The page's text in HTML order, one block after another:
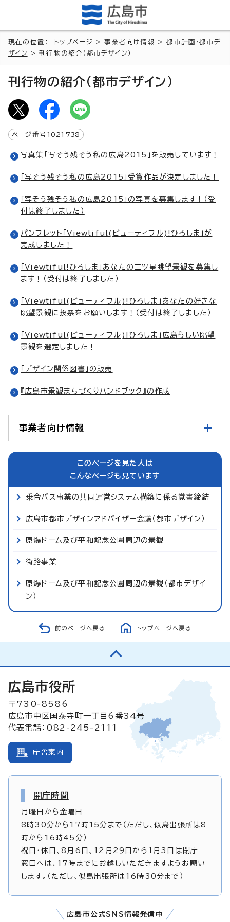
現在の位置： トップページ >事業者向け情報 >都市計画・都市デ
ザイン
> 刊行物の紹介（都市デザイン）
刊行物の紹介（都市デザイン）
ページ番号 1021738
写真集「写そう残そう私の広島2015」を販売しています！
「写そう残そう私の広島2015」受賞作品が決定しました！
「写そう残そう私の広島2015」の写真を募集します！（受
付は終了しました）
パンフレット「Viewtiful(ビューティフル)!ひろしま」が
完成しました！
「Viewtiful!ひろしま」あなたの三ツ星眺望景観を募集し
ます！（受付は終了しました）
「Viewtiful(ビューティフル)!ひろしま」あなたの好きな
眺望景観に投票をお願いします！（受付は終了しました）
「Viewtiful(ビューティフル)!ひろしま」広島らしい眺望
景観を選定しました！
「デザイン関係図書」の販売
『広島市景観まちづくりハンドブック』の作成
事業者向け情報
このページを見た人は
こんなページも見ています
乗合バス事業の共同運営システム構築に係る覚書締結
広島市都市デザインアドバイザー会議（都市デザイン）
原爆ドーム及び平和記念公園周辺の景観
街路事業
原爆ドーム及び平和記念公園周辺の景観（都市デザイ
ン）
前のページへ戻る トップページへ戻る
広島市役所
〒730-8586
広島市中区国泰寺町一丁目6番34号
代表電話：082-245-2111
庁舎案内
開庁時間
月曜日から金曜日
8時30分から17時15分まで（ただし、似島出張所は8
時から16時45分）
祝日・休日、8月6日、12月29日から1月3日は閉庁
窓口へは、17時までにお越しいただきますようお願い
します。（ただし、似島出張所は16時30分まで）
広島市公式SNS情報発信中